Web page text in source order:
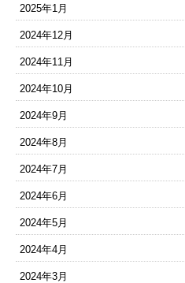
2025年1月
2024年12月
2024年11月
2024年10月
2024年9月
2024年8月
2024年7月
2024年6月
2024年5月
2024年4月
2024年3月